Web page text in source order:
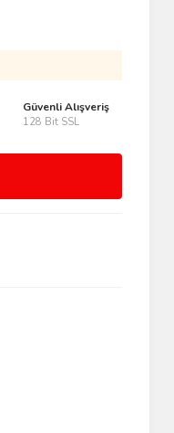
Güvenli Alışveriş
128 Bit SSL